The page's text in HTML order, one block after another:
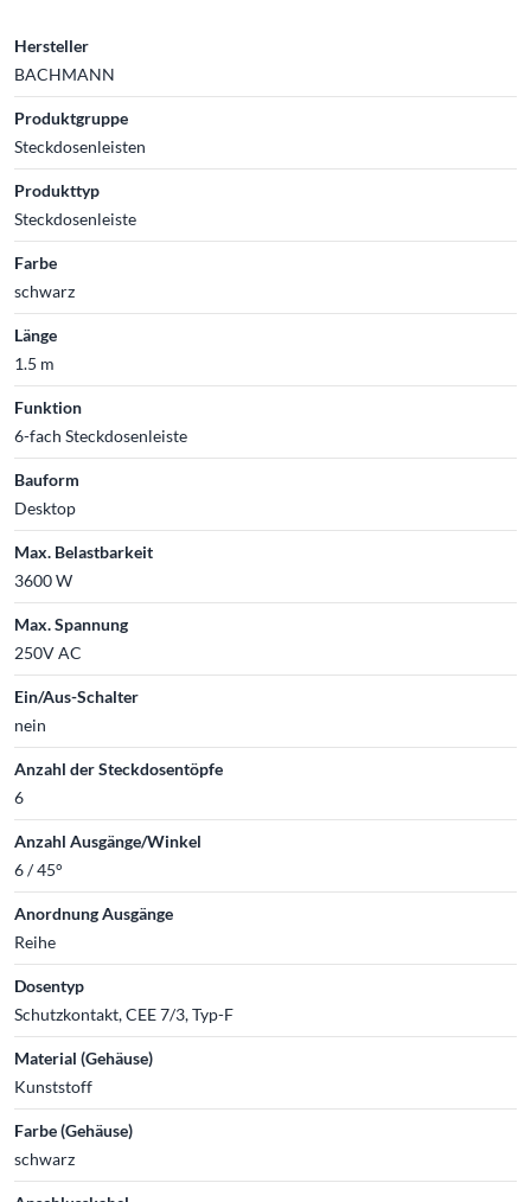
Hersteller
BACHMANN
Produktgruppe
Steckdosenleisten
Produkttyp
Steckdosenleiste
Farbe
schwarz
Länge
1.5 m
Funktion
6-fach Steckdosenleiste
Bauform
Desktop
Max. Belastbarkeit
3600 W
Max. Spannung
250V AC
Ein/Aus-Schalter
nein
Anzahl der Steckdosentöpfe
6
Anzahl Ausgänge/Winkel
6 / 45°
Anordnung Ausgänge
Reihe
Dosentyp
Schutzkontakt, CEE 7/3, Typ-F
Material (Gehäuse)
Kunststoff
Farbe (Gehäuse)
schwarz